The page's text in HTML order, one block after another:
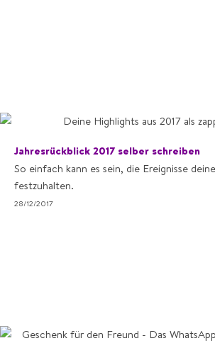
Jahresrückblick 2017 selber schreiben
So einfach kann es sein, die Ereignisse
festzuhalten.
28/12/2017